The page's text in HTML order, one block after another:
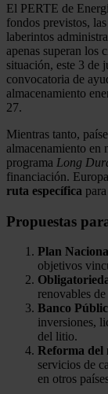
El PERTE de
fondos previstos,
laberintos
apenas superan los
situación, este 3 de
convocatoria de
almacenamiento
27.
Mientras tanto,
almacenamiento en
programa Long
financiación.
ruta específica
Propuestas
Plan
objetivos
renovables
Banco
inversiones,
del litio.
Reforma del
servicios de
en otros